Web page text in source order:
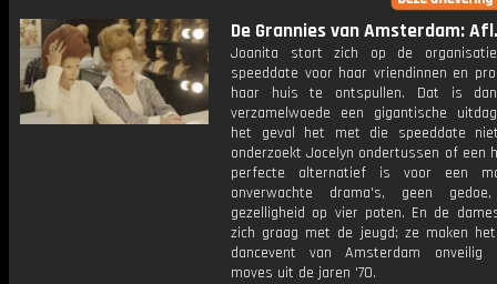
De Grannies van Amsterdam:
Joanita stort zich op de
speeddate voor haar vriendinnen en
haar huis te ontspullen. Dat is
verzamelwoede een gigantische
het geval het met die speeddate
onderzoekt Jocelyn ondertussen of een
perfecte alternatief is voor een
onverwachte drama's, geen
gezelligheid op vier poten. En de
zich graag met de jeugd; ze maken
dancevent van Amsterdam
moves uit de jaren '70.